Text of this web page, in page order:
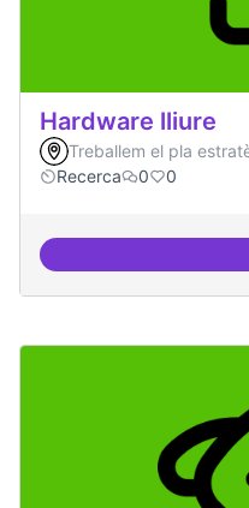
Hardware lliure
Treballem el pla
Recerca
0 0